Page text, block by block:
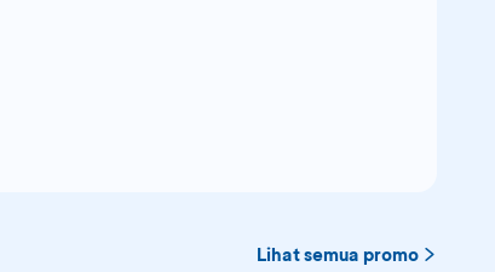
Lihat semua promo